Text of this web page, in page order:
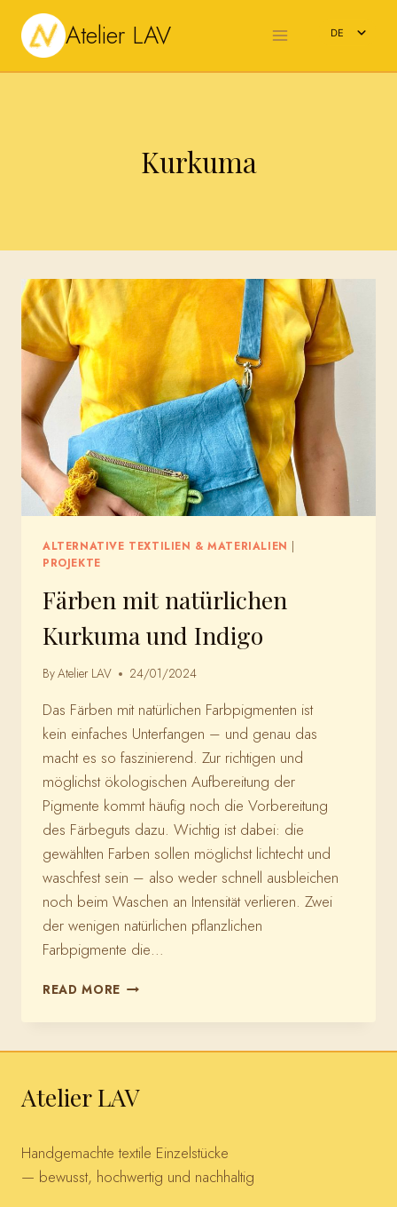
Inhalt
springen
Atelier LAV
DE
Kurkuma
ALTERNATIVE TEXTILIEN & MATERIALIEN |
PROJEKTE
Färben mit natürlichen
Kurkuma und Indigo
ByAtelier LAV 24/01/2024
Das Färben mit natürlichen Farbpigmenten ist
kein einfaches Unterfangen – und genau das
macht es so faszinierend. Zur richtigen und
möglichst ökologischen Aufbereitung der
Pigmente kommt häufig noch die Vorbereitung
des Färbeguts dazu. Wichtig ist dabei: die
gewählten Farben sollen möglichst lichtecht und
waschfest sein – also weder schnell ausbleichen
noch beim Waschen an Intensität verlieren. Zwei
der wenigen natürlichen pflanzlichen
Farbpigmente die…
READ MORE FÄRBEN
Atelier LAV
Handgemachte textile Einzelstücke
— bewusst, hochwertig und nachhaltig